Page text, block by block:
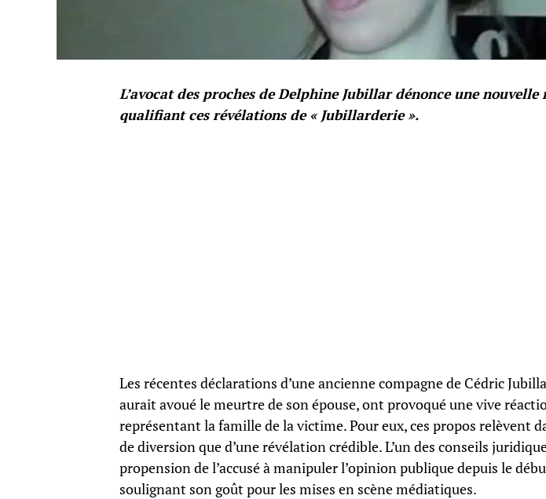
L’avocat des proches de Delphine Jubillar dénonce une
qualifiant ces révélations de « Jubillarderie ».
Les récentes déclarations d’une ancienne compagne de Cédric
aurait avoué le meurtre de son épouse, ont provoqué une vive
représentant la famille de la victime. Pour eux, ces propos relèvent
de diversion que d’une révélation crédible. L’un des conseils
propension de l’accusé à manipuler l’opinion publique depuis le
soulignant son goût pour les mises en scène médiatiques.